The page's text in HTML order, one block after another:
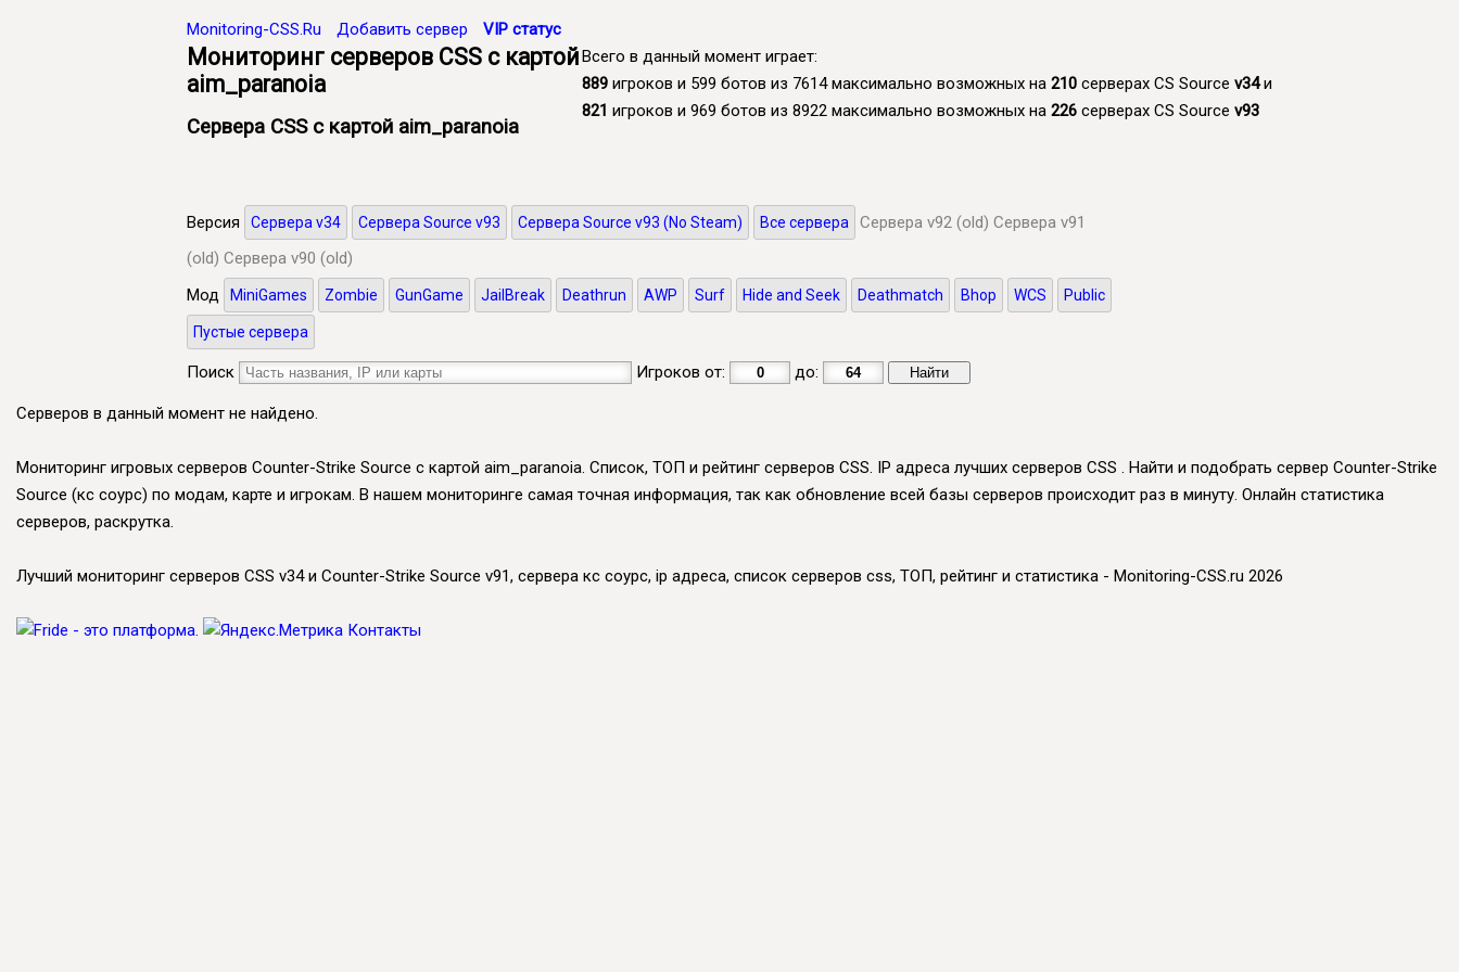
Monitoring-CSS.Ru Добавить сервер
VIP статус
Всего в данный момент играет:
889 игроков и 599 ботов из 7614 максимально возможных на 210 серверах CS Source v34и
821 игроков и 969 ботов из 8922 максимально возможных на 226 серверах CS Source v93
Мониторинг серверов CSS с картой
aim_paranoia
Сервера CSS с картой aim_paranoia
Версия Сервера v34 Сервера Source v93 Сервера Source v93 (No Steam) Все сервера Сервера v92 (old) Сервера v91
(old) Сервера v90 (old)
Мод
MiniGames Zombie GunGame JailBreak Deathrun AWP Surf Hide and Seek Deathmatch Bhop WCS Public
Пустые сервера
Поиск Игроков от: до:
Серверов в данный момент не найдено.
Мониторинг игровых серверов Counter-Strike Source с картой aim_paranoia. Список, ТОП и рейтинг серверов CSS. IP адреса лучших серверов CSS . Найти и подобрать сервер Counter-Strike
Source (кс соурс) по модам, карте и игрокам. В нашем мониторинге самая точная информация, так как обновление всей базы серверов происходит раз в минуту. Онлайн статистика
серверов, раскрутка.
Лучший мониторинг серверов CSS v34 и Counter-Strike Source v91, сервера кс соурс, ip адреса, список серверов css, ТОП, рейтинг и статистика - Monitoring-CSS.ru 2026
Контакты